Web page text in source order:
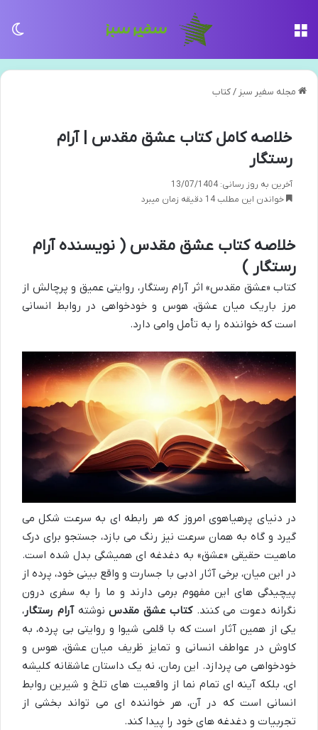
مجله سفیر سبز /کتاب
خلاصه کامل کتاب عشق مقدس | آرام
رستگار
آخرین به روز رسانی: 13/07/1404
خواندن این مطلب 14 دقیقه زمان میبرد
خلاصه کتاب عشق مقدس ( نویسنده آرام
رستگار )
کتاب «عشق مقدس» اثر آرام رستگار، روایتی عمیق و پرچالش از
مرز باریک میان عشق، هوس و خودخواهی در روابط انسانی
است که خواننده را به تأمل وامی دارد.
در دنیای پرهیاهوی امروز که هر رابطه ای به سرعت شکل می
گیرد و گاه به همان سرعت نیز رنگ می بازد، جستجو برای درک
ماهیت حقیقی «عشق» به دغدغه ای همیشگی بدل شده است.
در این میان، برخی آثار ادبی با جسارت و واقع بینی خود، پرده از
پیچیدگی های این مفهوم برمی دارند و ما را به سفری درون
نگرانه دعوت می کنند.کتاب عشق مقدسنوشتهآرام رستگار،
یکی از همین آثار است که با قلمی شیوا و روایتی بی پرده، به
کاوش در عواطف انسانی و تمایز ظریف میان عشق، هوس و
خودخواهی می پردازد. این رمان، نه یک داستان عاشقانه کلیشه
ای، بلکه آینه ای تمام نما از واقعیت های تلخ و شیرین روابط
انسانی است که در آن، هر خواننده ای می تواند بخشی از
تجربیات و دغدغه های خود را پیدا کند.